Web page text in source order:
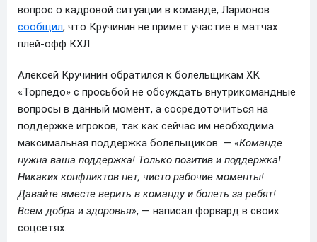
вопрос о кадровой ситуации в команде, Ларионов
сообщил, что Кручинин не примет участие в матчах
плей-офф КХЛ.
Алексей Кручинин обратился к болельщикам ХК
«Торпедо» с просьбой не обсуждать внутрикомандные
вопросы в данный момент, а сосредоточиться на
поддержке игроков, так как сейчас им необходима
максимальная поддержка болельщиков. — «Команде
нужна вашa поддержка! Только позитив и поддержка!
Никаких конфликтов нет, чисто рабочие моменты!
Давайте вместе верить в команду и болеть за ребят!
Всем добра и здоровья», — написал форвард в своих
соцсетях.